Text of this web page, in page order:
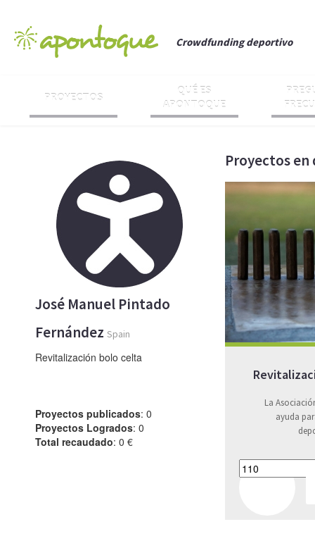
Crowdfunding deportivo
PROYECTOS
QUÉ ES
APONTOQUE
José Manuel Pintado
Fernández Spain
Revitalización bolo celta
Proyectos publicados: 0
Proyectos Logrados: 0
Total recaudado: 0 €
Proyectos en
La
ayuda